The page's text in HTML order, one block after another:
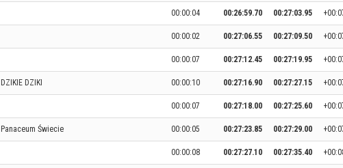
00:00:04 00:26:59.70 00:27:03.95
00:00:02 00:27:06.55 00:27:09.50
00:00:07 00:27:12.45 00:27:19.95
DZIKIE DZIKI 00:00:10 00:27:16.90 00:27:27.15
00:00:07 00:27:18.00 00:27:25.60
Panaceum Świecie 00:00:05 00:27:23.85 00:27:29.00
00:00:08 00:27:27.10 00:27:35.40